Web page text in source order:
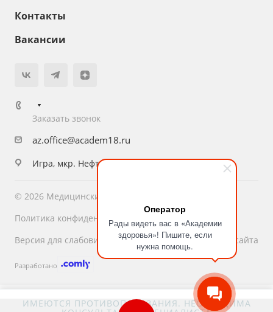
Оператор
Рады видеть вас в «Академии
здоровья»! Пишите, если
нужна помощь.
Контакты
Вакансии
Заказать звонок
az.office@academ18.ru
Игра, мкр. Нефтяников, 1
© 2026 Медицинский центр «Академия Здоровья»
Политика конфиденциальности
Версия для слабовидящих
Карта сайта
Разработано
ИМЕЮТСЯ ПРОТИВОПОКАЗАНИЯ. НЕОБХОДИМА